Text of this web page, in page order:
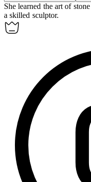
She learned the art of
a skilled sculptor.